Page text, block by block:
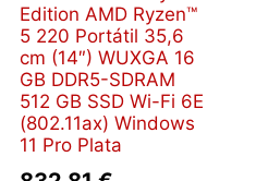
Edition AMD Ryzen™
5 220 Portátil 35,6
cm (14″) WUXGA 16
GB DDR5-SDRAM
512 GB SSD Wi-Fi 6E
(802.11ax) Windows
11 Pro Plata